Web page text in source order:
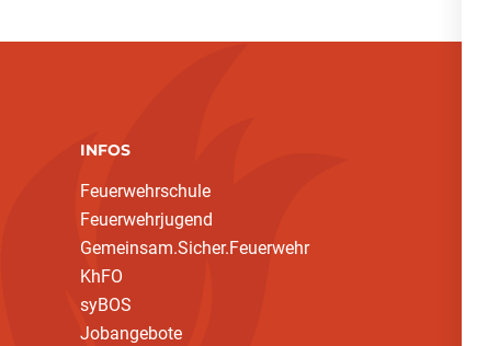
INFOS
Feuerwehrschule
Feuerwehrjugend
Gemeinsam.Sicher.Feuerwehr
KhFO
syBOS
Jobangebote